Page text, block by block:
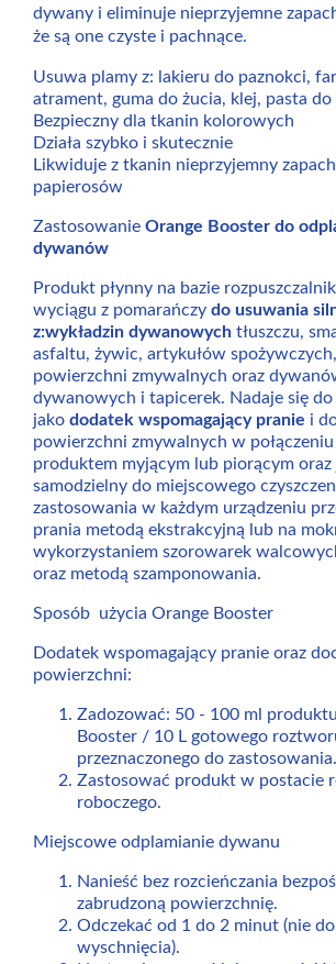
dywany i eliminuje nieprzyjemne
że są one czyste i pachnące.
Usuwa plamy z: lakieru do paznokci,
atrament, guma do żucia, klej, pasta
Bezpieczny dla tkanin kolorowych
Działa szybko i skutecznie
Likwiduje z tkanin nieprzyjemny
papierosów
Zastosowanie Orange Booster do
dywanów
Produkt płynny na bazie
wyciągu z pomarańczy do usuwania
z:wykładzin dywanowych tłuszczu,
asfaltu, żywic, artykułów
powierzchni zmywalnych oraz
dywanowych i tapicerek. Nadaje się do
jako dodatek wspomagający pranie i
powierzchni zmywalnych w
produktem myjącym lub piorącym
samodzielny do miejscowego
zastosowania w każdym urządzeniu
prania metodą ekstrakcyjną lub na
wykorzystaniem szorowarek
oraz metodą szamponowania.
Sposób użycia Orange Booster
Dodatek wspomagający pranie oraz
powierzchni:
Zadozować: 50 - 100 ml
Booster / 10 L gotowego
przeznaczonego do zastosowania.
Zastosować produkt w postacie
roboczego.
Miejscowe odplamianie dywanu
Nanieść bez rozcieńczania
zabrudzoną powierzchnię.
Odczekać od 1 do 2 minut (nie
wyschnięcia).